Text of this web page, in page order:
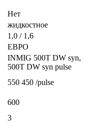
Нет
жидкостное
1,0 / 1,6
ЕВРО
INMIG 500Т DW syn,
500Т DW syn pulse
550 450 /pulse
600
3